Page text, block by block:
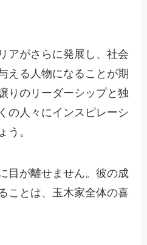
アがさらに発展し、社会
える人物になることが期
りのリーダーシップと独
の人々にインスピレーシ
う。
目が離せません。彼の成
ことは、玉木家全体の喜